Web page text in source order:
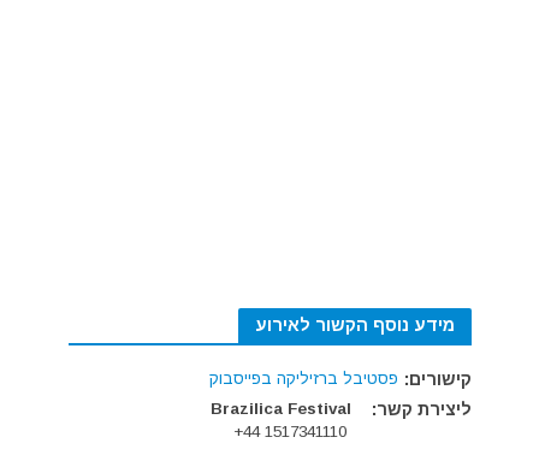
מידע נוסף הקשור לאירוע
קישורים: פסטיבל ברזיליקה בפייסבוק
ליצירת קשר:
Brazilica Festival
1517341110 44+